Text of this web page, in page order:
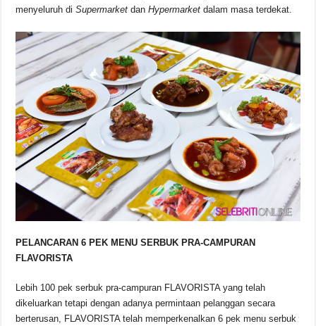
menyeluruh diSupermarket danHypermarket dalam masa terdekat.
PELANCARAN 6 PEK MENU SERBUK PRA-CAMPURAN
FLAVORISTA
Lebih 100 pek serbuk pra-campuran FLAVORISTA yang telah
dikeluarkan tetapi dengan adanya permintaan pelanggan secara
berterusan, FLAVORISTA telah memperkenalkan 6 pek menu serbuk